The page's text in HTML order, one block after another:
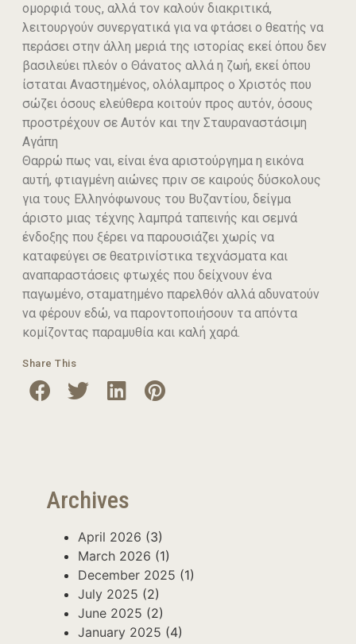
ομορφιά τους, αλλά τον καλούν διακριτικά,
λειτουργούν συνεργατικά για να φτάσει ο θεατής να
περάσει στην άλλη μεριά της ιστορίας εκεί όπου δεν
βασιλεύει πλεόν ο Θάνατος αλλά η ζωή, εκεί όπου
ίσταται Αναστημένος, ολόλαμπρος ο Χριστός που
σώζει όσους ελεύθερα κοιτούν προς αυτόν, όσους
προστρέχουν σε Αυτόν και την Σταυραναστάσιμη
Αγάπη
Θαρρώ πως ναι, είναι ένα αριστούργημα η εικόνα
αυτή, φτιαγμένη αιώνες πριν σε καιρούς δύσκολους
για τους Ελληνόφωνους του Βυζαντίου, δείγμα
άριστο μιας τέχνης λαμπρά ταπεινής και σεμνά
ένδοξης που ξέρει να παρουσιάζει χωρίς να
καταφεύγει σε θεατρινίστικα τεχνάσματα και
αναπαραστάσεις φτωχές που δείχνουν ένα
παγωμένο, σταματημένο παρελθόν αλλά αδυνατούν
να φέρουν εδώ, να παροντοποιήσουν τα απόντα
κομίζοντας παραμυθία και καλή χαρά.
Share This
Archives
April 2026 (3)
March 2026 (1)
December 2025 (1)
July 2025 (2)
June 2025 (2)
January 2025 (4)